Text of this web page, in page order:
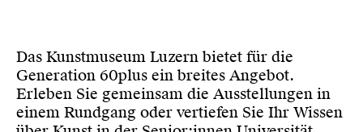
Das Kunstmuseum Luzern bietet für die
Generation 60plus ein breites Angebot.
Erleben Sie gemeinsam die Ausstellungen in
einem Rundgang oder vertiefen Sie Ihr Wissen